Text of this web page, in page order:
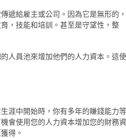
遞給雇主或公司。因為它是無形的，
，技能和培訓。甚至是守望性，整
人員池來增加他們的人力資本。這使
涯中開始時，你有多年的賺錢能力等
會使用您的人力資本增加您的財務資
得。